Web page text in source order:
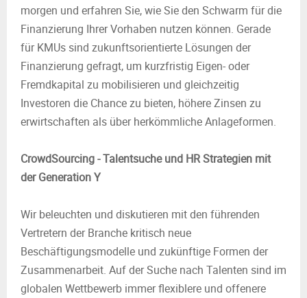
morgen und erfahren Sie, wie Sie den Schwarm für die
Finanzierung Ihrer Vorhaben nutzen können. Gerade
für KMUs sind zukunftsorientierte Lösungen der
Finanzierung gefragt, um kurzfristig Eigen- oder
Fremdkapital zu mobilisieren und gleichzeitig
Investoren die Chance zu bieten, höhere Zinsen zu
erwirtschaften als über herkömmliche Anlageformen.
CrowdSourcing - Talentsuche und HR Strategien mit
der Generation Y
Wir beleuchten und diskutieren mit den führenden
Vertretern der Branche kritisch neue
Beschäftigungsmodelle und zukünftige Formen der
Zusammenarbeit. Auf der Suche nach Talenten sind im
globalen Wettbewerb immer flexiblere und offenere